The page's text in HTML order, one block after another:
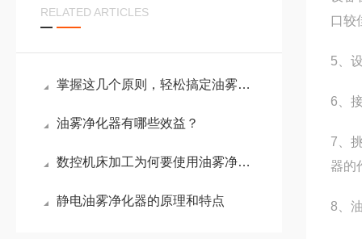
RELATED ARTICLES
掌握这几个原则，轻松搞定油雾烟雾收集器的选购难题
油雾净化器有哪些效益？
数控机床加工为何要使用油雾净化收集器？
静电油雾净化器的原理和特点
口较
5、
6、
7、
器的
8、